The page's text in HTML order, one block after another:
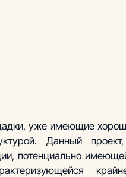
уже имеющие
Данный
потенциально